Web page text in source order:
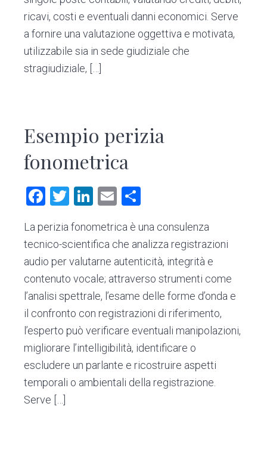
ricavi, costi e eventuali danni economici. Serve
a fornire una valutazione oggettiva e motivata,
utilizzabile sia in sede giudiziale che
stragiudiziale, […]
Esempio perizia
fonometrica
F
ce
b
o
ok
T
tt
er
Li
e
dI
n
E
ai
l
n
di
vi
di
La perizia fonometrica è una consulenza
tecnico-scientifica che analizza registrazioni
audio per valutarne autenticità, integrità e
contenuto vocale; attraverso strumenti come
l’analisi spettrale, l’esame delle forme d’onda e
il confronto con registrazioni di riferimento,
l’esperto può verificare eventuali manipolazioni,
migliorare l’intelligibilità, identificare o
escludere un parlante e ricostruire aspetti
temporali o ambientali della registrazione.
Serve […]